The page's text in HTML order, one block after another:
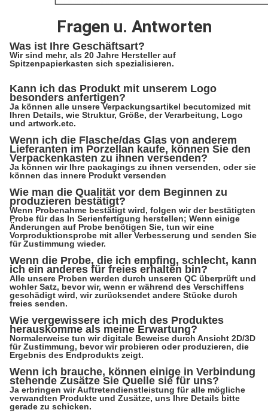
Fragen u. Antworten
Was ist Ihre Geschäftsart?
Wir sind mehr, als 20 Jahre Hersteller auf
Spitzenpapierkasten sich spezialisieren.
Kann ich das Produkt mit unserem Logo
besonders anfertigen?
Ja können alle unsere Verpackungsartikel becutomized mit
Ihren Details, wie Struktur, Größe, der Verarbeitung, Logo
und artwork.etc.
Wenn ich die Flasche/das Glas von anderem
Lieferanten im Porzellan kaufe, können Sie den
Verpackenkasten zu ihnen versenden?
Ja können wir Ihre packagings zu ihnen versenden, oder sie
können das innere Produkt versenden
Wie man die Qualität vor dem Beginnen zu
produzieren bestätigt?
Wenn Probenahme bestätigt wird, folgen wir der bestätigten
Probe für das In Serienfertigung herstellen; Wenn einige
Änderungen auf Probe benötigen Sie, tun wir eine
Vorproduktionsprobe mit aller Verbesserung und senden Sie
für Zustimmung wieder.
Wenn die Probe, die ich empfing, schlecht, kann
ich ein anderes für freies erhalten bin?
Alle unsere Proben werden durch unseren QC überprüft und
wohler Satz, bevor wir, wenn er während des Verschiffens
geschädigt wird, wir zurücksendet andere Stücke durch
freies senden.
Wie vergewissere ich mich des Produktes
herauskomme als meine Erwartung?
Normalerweise tun wir digitale Beweise durch Ansicht 2D/3D
für Zustimmung, bevor wir probieren oder produzieren, die
Ergebnis des Endprodukts zeigt.
Wenn ich brauche, können einige in Verbindung
stehende Zusätze Sie Quelle sie für uns?
Ja erbringen wir Auftretendienstleistung für alle mögliche
verwandten Produkte und Zusätze, uns Ihre Details bitte
gerade zu schicken.